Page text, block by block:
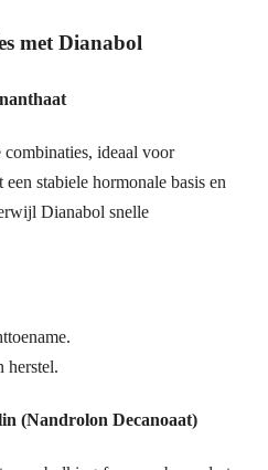
met Dianabol
combinaties, ideaal voor
stabiele hormonale basis en
Dianabol snelle
herstel.
(Nandrolon Decanoaat)